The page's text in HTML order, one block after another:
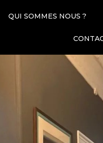
QUI SOMMES NOUS ?